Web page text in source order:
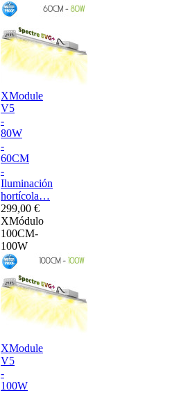
XModule
V5
-
80W
-
60CM
-
Iluminación
hortícola…
299,00 €
XMódulo
100CM-
100W
XModule
V5
-
100W